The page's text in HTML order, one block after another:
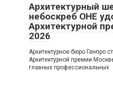
Архитектурный
небоскреб ОНЕ
Архитектурной
2026
Архитектурное бюро Генпро
Архитектурной премии
главных профессиональных